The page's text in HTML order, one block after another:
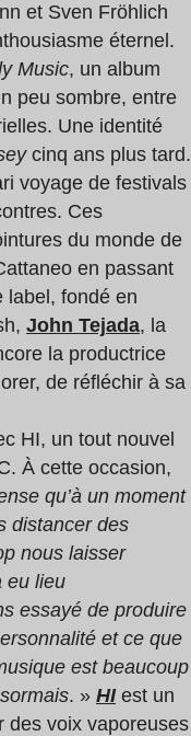
et Sven Fröhlich
éternel.
Music, un album
peu sombre, entre
Une identité
cinq ans plus tard.
voyage de festivals
Ces
du monde de
en passant
label, fondé en
John Tejada, la
la productrice
de réfléchir à sa
HI, un tout nouvel
À cette occasion,
qu’à un moment
distancer des
nous laisser
eu lieu
essayé de produire
et ce que
est beaucoup
. » HIest un
des voix vaporeuses